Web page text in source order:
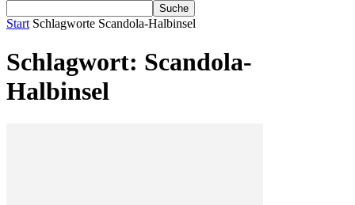
Start Schlagworte Scandola-Halbinsel
Schlagwort: Scandola-
Halbinsel